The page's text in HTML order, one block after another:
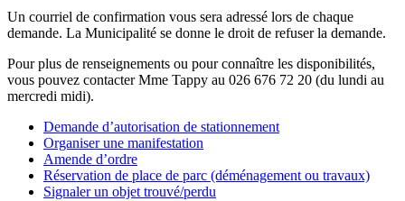
Un courriel de confirmation vous sera adressé lors de chaque
demande. La Municipalité se donne le droit de refuser la demande.
Pour plus de renseignements ou pour connaître les disponibilités,
vous pouvez contacter Mme Tappy au 026 676 72 20 (du lundi au
mercredi midi).
Demande d’autorisation de stationnement
Organiser une manifestation
Amende d’ordre
Réservation de place de parc (déménagement ou travaux)
Signaler un objet trouvé/perdu